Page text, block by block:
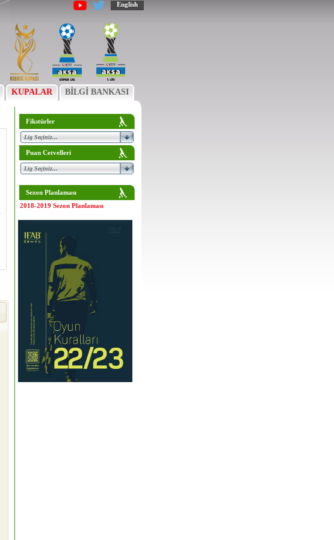
English
KUPALAR BİLGİ BANKASI
Fikstürler
Puan Cetvelleri
Sezon Planlaması
2018-2019 Sezon Planlaması